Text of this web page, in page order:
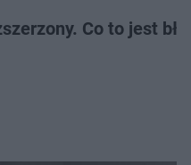
Co to jest